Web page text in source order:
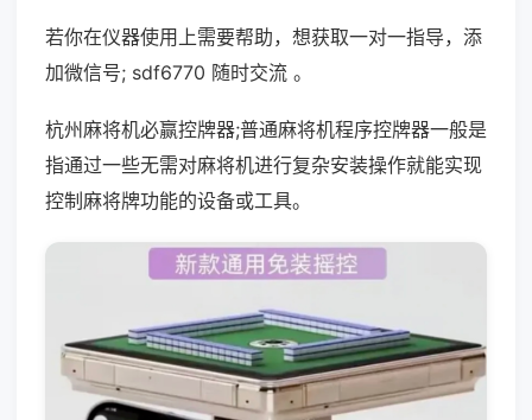
若你在仪器使用上需要帮助，想获取一对一指导，添
加微信号; sdf6770 随时交流 。
杭州麻将机必赢控牌器;普通麻将机程序控牌器一般是
指通过一些无需对麻将机进行复杂安装操作就能实现
控制麻将牌功能的设备或工具。